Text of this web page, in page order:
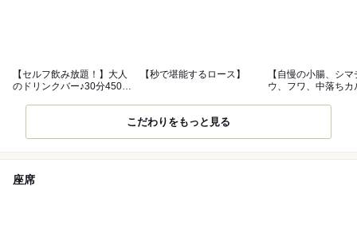
【セルフ飲み放題！】大人
のドリンクバー♪30分450円
【秒で堪能するロース】
【自慢の小腸、シマ
ウ、フワ、中落ちカ
こだわりをもっと見る
座席